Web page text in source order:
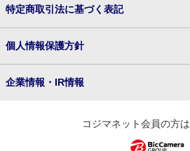
特定商取引法に基づく表記
個人情報保護方針
企業情報・IR情報
コジマネット会員の方は